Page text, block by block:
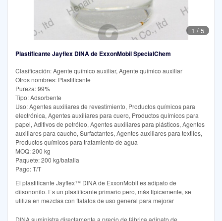
1 / 5
Plastificante Jayflex DINA de ExxonMobil SpecialChem
Clasificación: Agente químico auxiliar, Agente químico auxiliar
Otros nombres: Plastificante
Pureza: 99%
Tipo: Adsorbente
Uso: Agentes auxiliares de revestimiento, Productos químicos para
electrónica, Agentes auxiliares para cuero, Productos químicos para
papel, Aditivos de petróleo, Agentes auxiliares para plásticos, Agentes
auxiliares para caucho, Surfactantes, Agentes auxiliares para textiles,
Productos químicos para tratamiento de agua
MOQ: 200 kg
Paquete: 200 kg/batalla
Pago: T/T
El plastificante Jayflex™ DINA de ExxonMobil es adipato de
diisononilo. Es un plastificante primario pero, más típicamente, se
utiliza en mezclas con ftalatos de uso general para mejorar
DINA suministra directamente a precio de fábrica adipato de